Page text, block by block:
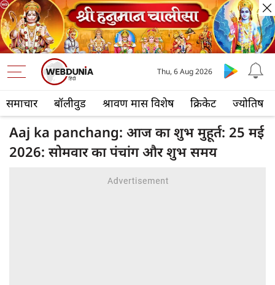
समाचार बॉलीवुड श्रावण मास विशेष क्रिकेट ज्योतिष
Thu, 6 Aug 2026
Aaj ka panchang: आज का शुभ मुहूर्त: 25 मई
2026: सोमवार का पंचांग और शुभ समय